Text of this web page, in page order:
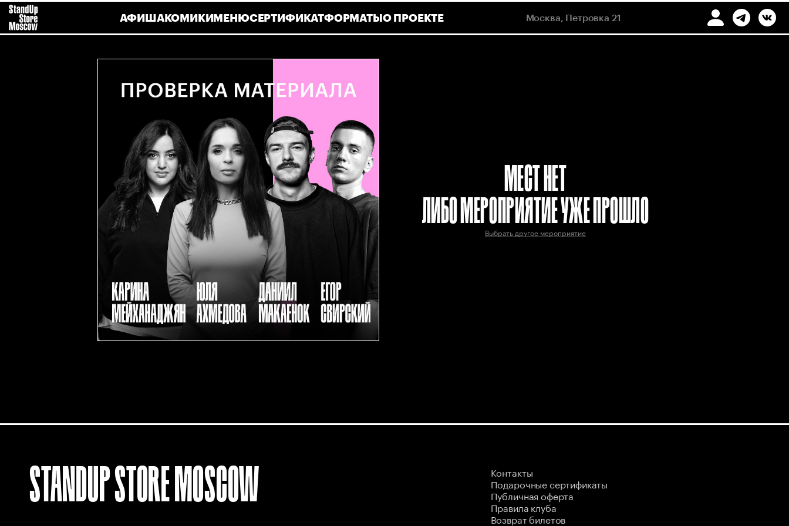
АФИШАКОМИКИМЕНЮСЕРТИФИКАТФОРМАТЫО ПРОЕКТЕ Москва, Петровка 21
МЕСТ НЕТ
ЛИБО МЕРОПРИЯТИЕ УЖЕ ПРОШЛО
Выбрать другое мероприятие
STANDUPSTOREMOSCOW
Контакты
Подарочные сертификаты
Публичная оферта
Правила клуба
Возврат билетов